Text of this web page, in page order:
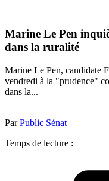
Marine Le Pen
dans la ruralité
Marine Le Pen, candidate
vendredi à la "prudence"
dans la...
ParPublic Sénat
Temps de lecture :